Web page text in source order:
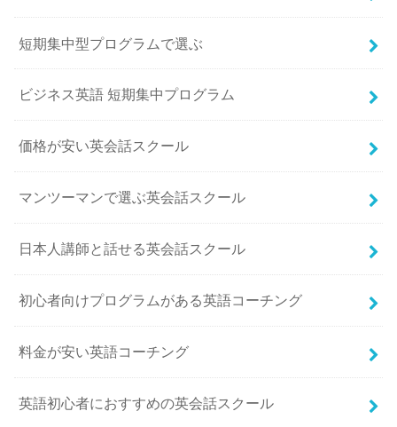
短期集中型プログラムで選ぶ
ビジネス英語 短期集中プログラム
価格が安い英会話スクール
マンツーマンで選ぶ英会話スクール
日本人講師と話せる英会話スクール
初心者向けプログラムがある英語コーチング
料金が安い英語コーチング
英語初心者におすすめの英会話スクール